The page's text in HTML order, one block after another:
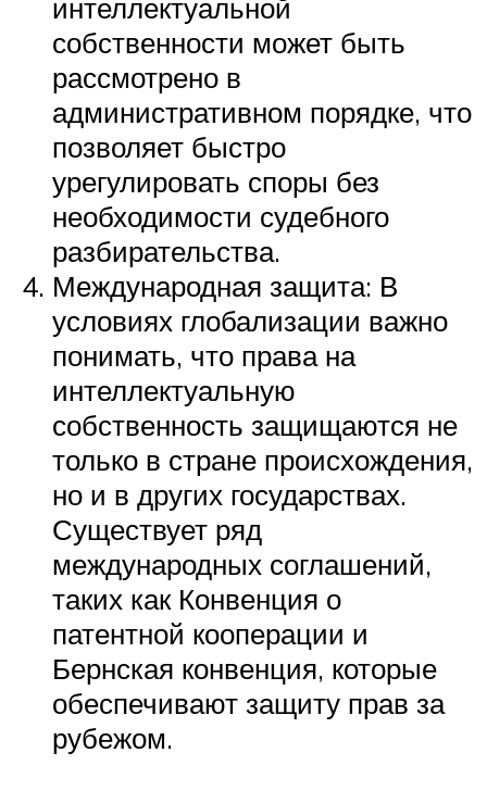
интеллектуальной
собственности может быть
рассмотрено в
административном порядке, что
позволяет быстро
урегулировать споры без
необходимости судебного
разбирательства.
Международная защита: В
условиях глобализации важно
понимать, что права на
интеллектуальную
собственность защищаются не
только в стране происхождения,
но и в других государствах.
Существует ряд
международных соглашений,
таких как Конвенция о
патентной кооперации и
Бернская конвенция, которые
обеспечивают защиту прав за
рубежом.